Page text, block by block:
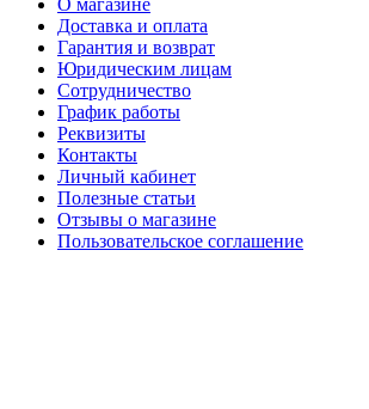
Доставка и оплата
Гарантия и возврат
Юридическим лицам
Сотрудничество
График работы
Реквизиты
Контакты
Личный кабинет
Полезные статьи
Отзывы о магазине
Пользовательское соглашение